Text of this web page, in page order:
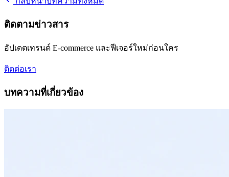
ติดตามข่าวสาร
อัปเดตเทรนด์ E-commerce และฟีเจอร์ใหม่ก่อนใคร
ติดต่อเรา
บทความที่เกี่ยวข้อง